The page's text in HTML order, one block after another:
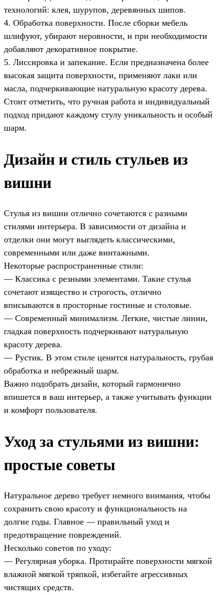
технологий: клея, шурупов, деревянных шипов.
4. Обработка поверхности. После сборки мебель
шлифуют, убирают неровности, и при необходимости
добавляют декоративное покрытие.
5. Лиссировка и запекание. Если предназначена более
высокая защита поверхности, применяют лаки или
масла, подчеркивающие натуральную красоту дерева.
Стоит отметить, что ручная работа и индивидуальный
подход придают каждому стулу уникальность и особый
шарм.
Дизайн и стиль стульев из
вишни
Стулья из вишни отлично сочетаются с разными
стилями интерьера. В зависимости от дизайна и
отделки они могут выглядеть классическими,
современными или даже винтажными.
Некоторые распространенные стили:
— Классика с резными элементами. Такие стулья
сочетают изящество и строгость, отлично
вписываются в просторные гостиные и столовые.
— Современный минимализм. Легкие, чистые линии,
гладкая поверхность подчеркивают натуральную
красоту дерева.
— Рустик. В этом стиле ценится натуральность, грубая
обработка и небрежный шарм.
Важно подобрать дизайн, который гармонично
впишется в ваш интерьер, а также учитывать функции
и комфорт пользователя.
Уход за стульями из вишни:
простые советы
Натуральное дерево требует немного внимания, чтобы
сохранить свою красоту и функциональность на
долгие годы. Главное — правильный уход и
предотвращение повреждений.
Несколько советов по уходу:
— Регулярная уборка. Протирайте поверхности мягкой
влажной мягкой тряпкой, избегайте агрессивных
чистящих средств.